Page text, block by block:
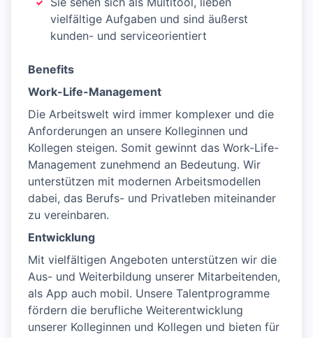
vielfältige Aufgaben und sind äußerst
kunden- und serviceorientiert
Benefits
Work-Life-Management
Die Arbeitswelt wird immer komplexer und die
Anforderungen an unsere Kolleginnen und
Kollegen steigen. Somit gewinnt das Work-Life-
Management zunehmend an Bedeutung. Wir
unterstützen mit modernen Arbeitsmodellen
dabei, das Berufs- und Privatleben miteinander
zu vereinbaren.
Entwicklung
Mit vielfältigen Angeboten unterstützen wir die
Aus- und Weiterbildung unserer Mitarbeitenden,
als App auch mobil. Unsere Talentprogramme
fördern die berufliche Weiterentwicklung
unserer Kolleginnen und Kollegen und bieten für